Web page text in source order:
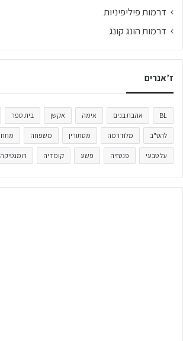
דרמות פיליפיניות
דרמות הונג קונג
ז’אנרים
BL אהבת בנים אימה אקשן בית ספר
להט"ב מלודרמה מסתורין משפחה מתח
על טבעי פנטזיה פשע קומדיה רומנטיקה